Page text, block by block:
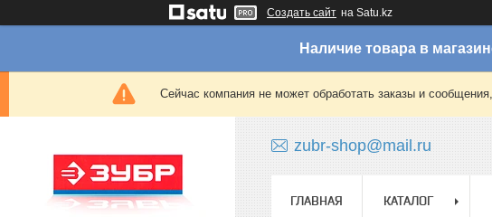
Создать сайт на Satu.kz
Наличие товара в
Сейчас компания не может обработать заказы и
zubr-shop@mail.ru
ГЛАВНАЯ КАТАЛОГ